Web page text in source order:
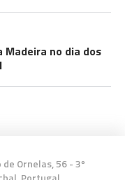
Madeira no dia dos
de Ornelas, 56 - 3º